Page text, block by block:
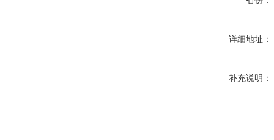
详细地址：
补充说明：